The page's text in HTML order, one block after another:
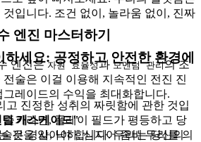
엔진 마스터하기
엔진은자원 효율성과 모멘텀 관리의 조
술은 이걸 이용해 지속적인 전진 진
레이드의 수익을 최대화합니다.
캐스케이드"
은 경사, 낙하, 심지어 좀비 무리를 의
입니다. 조건 없이, 놀라움 없이, 진짜
세요: 공정하고 안전한 환경에
고 진정한 성취의 짜릿함에 관한 것입
기려면, 플레이 필드가 평등하고 당
것을 알아야 합니다. 우리는 당신의